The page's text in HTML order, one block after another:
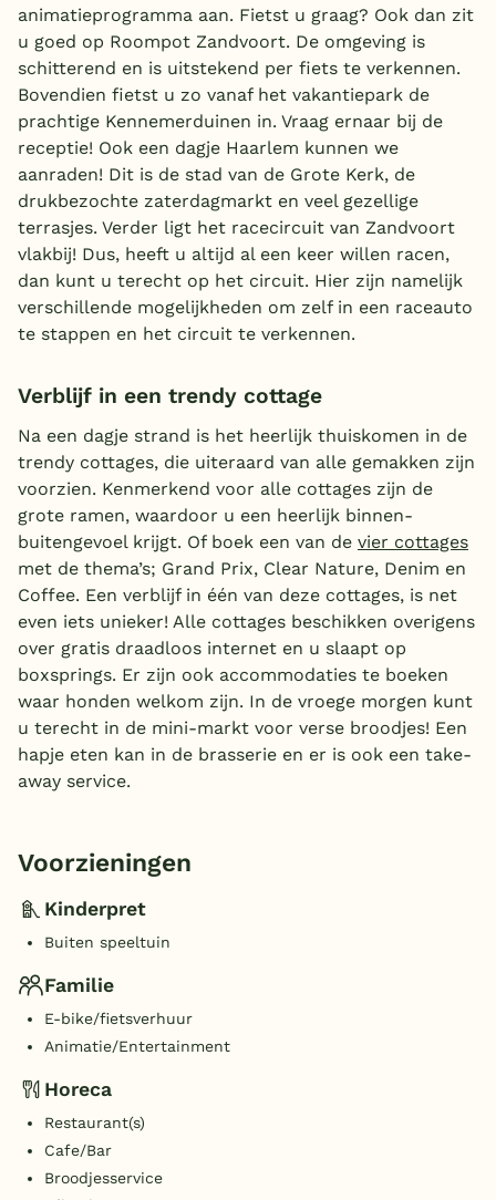
animatieprogramma aan. Fietst u graag? Ook dan zit
u goed op Roompot Zandvoort. De omgeving is
schitterend en is uitstekend per fiets te verkennen.
Bovendien fietst u zo vanaf het vakantiepark de
prachtige Kennemerduinen in. Vraag ernaar bij de
receptie! Ook een dagje Haarlem kunnen we
aanraden! Dit is de stad van de Grote Kerk, de
drukbezochte zaterdagmarkt en veel gezellige
terrasjes. Verder ligt het racecircuit van Zandvoort
vlakbij! Dus, heeft u altijd al een keer willen racen,
dan kunt u terecht op het circuit. Hier zijn namelijk
verschillende mogelijkheden om zelf in een raceauto
te stappen en het circuit te verkennen.
Verblijf in een trendy cottage
Na een dagje strand is het heerlijk thuiskomen in de
trendy cottages, die uiteraard van alle gemakken zijn
voorzien. Kenmerkend voor alle cottages zijn de
grote ramen, waardoor u een heerlijk binnen-
buitengevoel krijgt. Of boek een van de vier cottages
met de thema’s; Grand Prix, Clear Nature, Denim en
Coffee. Een verblijf in één van deze cottages, is net
even iets unieker! Alle cottages beschikken overigens
over gratis draadloos internet en u slaapt op
boxsprings. Er zijn ook accommodaties te boeken
waar honden welkom zijn. In de vroege morgen kunt
u terecht in de mini-markt voor verse broodjes! Een
hapje eten kan in de brasserie en er is ook een take-
away service.
Voorzieningen
Kinderpret
Buiten speeltuin
Familie
E-bike/fietsverhuur
Animatie/Entertainment
Horeca
Restaurant(s)
Cafe/Bar
Broodjesservice